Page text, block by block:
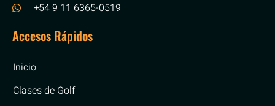
+54 9 11 6365-0519
Accesos Rápidos
Inicio
Clases de Golf